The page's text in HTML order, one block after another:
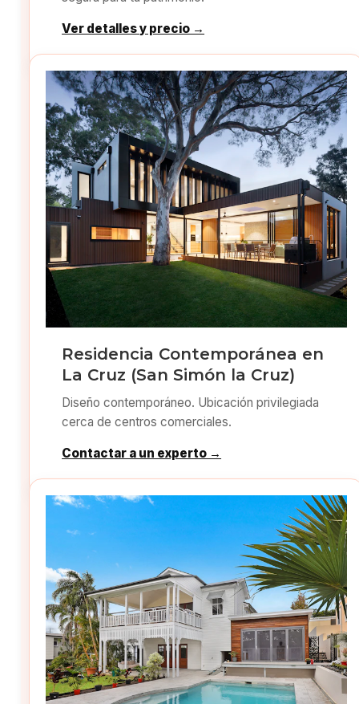
Ver detalles y precio →
Residencia Contemporánea en
La Cruz (San Simón la Cruz)
Diseño contemporáneo. Ubicación privilegiada
cerca de centros comerciales.
Contactar a un experto →